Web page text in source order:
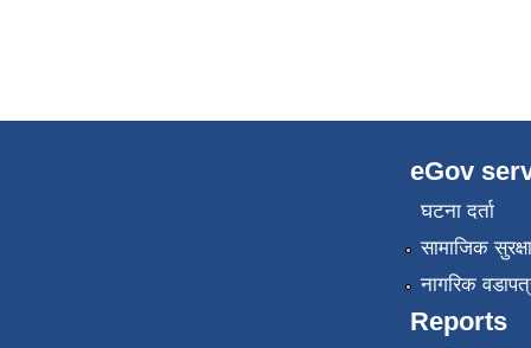
eGov
घटना दर्ता
सामाजिक सुरक्षा
नागरिक
Reports